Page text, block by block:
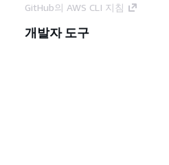
GitHub의 AWS CLI 지침
개발자 도구